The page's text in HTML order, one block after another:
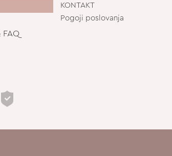
FAQ
KONTAKT
Pogoji poslovanja